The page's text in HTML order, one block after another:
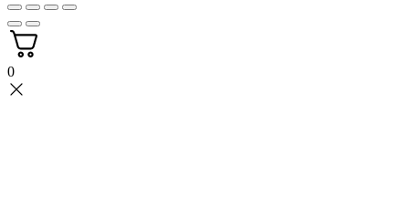
0